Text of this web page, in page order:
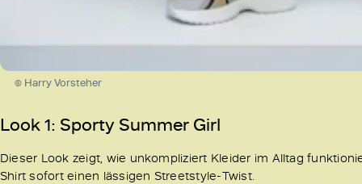
© Harry Vorsteher
Look 1: Sporty Summer Girl
Dieser Look zeigt, wie unkompliziert Kleider im Alltag
Shirt sofort einen lässigen Streetstyle-Twist.